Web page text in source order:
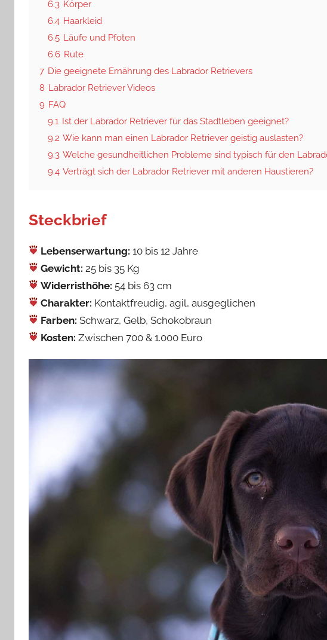
6.3 Körper
6.4 Haarkleid
6.5 Läufe und Pfoten
6.6 Rute
7 Die geeignete Ernährung des Labrador Retrievers
8 Labrador Retriever Videos
9 FAQ
9.1 Ist der Labrador Retriever für das Stadtleben geeignet?
9.2 Wie kann man einen Labrador Retriever geistig auslasten?
9.3 Welche gesundheitlichen Probleme sind typisch für den
9.4 Verträgt sich der Labrador Retriever mit anderen Haustieren?
Steckbrief
Lebenserwartung: 10 bis 12 Jahre
Gewicht: 25 bis 35 Kg
Widerristhöhe: 54 bis 63 cm
Charakter: Kontaktfreudig, agil, ausgeglichen
Farben: Schwarz, Gelb, Schokobraun
Kosten: Zwischen 700 & 1.000 Euro